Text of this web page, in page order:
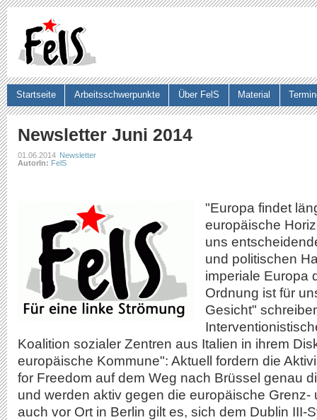
Newsletter Juni 2014
01.06.2014 Newsletter
AutorIn: FelS
"Europa findet
europäische
uns
und politischen
imperiale Europa
Ordnung ist für
Gesicht"
Koalition sozialer Zentren aus Italien in ihrem
europäische Kommune": Aktuell fordern die
for Freedom auf dem Weg nach Brüssel genau
und werden aktiv gegen die europäische Grenz-
auch vor Ort in Berlin gilt es, sich dem Dublin III-
Startseite Arbeitsschwerpunkte Über FelS Material
Suchformular